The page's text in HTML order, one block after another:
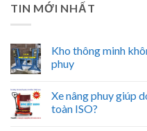
TIN MỚI NHẤT
Kho thông minh
phuy
Xe nâng phuy giúp
toàn ISO?